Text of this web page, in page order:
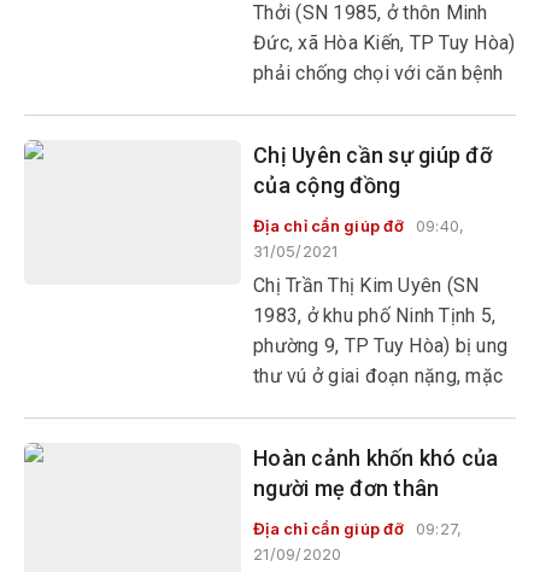
Thởi (SN 1985, ở thôn Minh
Đức, xã Hòa Kiến, TP Tuy Hòa)
phải chống chọi với căn bệnh
Trần Thị Liễu, bị đau khớp bại
liệt ngồi một chỗ đã 2 năm
nay.
Chị Uyên cần sự giúp đỡ
của cộng đồng
Địa chỉ cần giúp đỡ
09:40,
31/05/2021
Chị Trần Thị Kim Uyên (SN
1983, ở khu phố Ninh Tịnh 5,
phường 9, TP Tuy Hòa) bị ung
thư vú ở giai đoạn nặng, mặc
kém.
Hoàn cảnh khốn khó của
người mẹ đơn thân
Địa chỉ cần giúp đỡ
09:27,
21/09/2020